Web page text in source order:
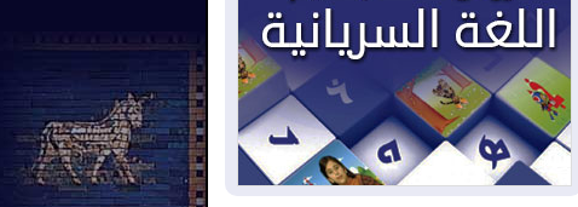
وتحقيقات أوسع في قضايا فساد
2026-08-04بيترو يشكو تزوير الانتخابات
الرئاسية ويحذر من "حرب أهلية" في
كولومبيا
2026-08-03رئيس إقليم كوردستان في